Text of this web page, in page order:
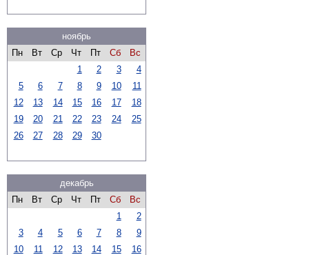
ноябрь
Пн
Вт Ср Чт Пт Сб
Вс
1
2 3
4
5
6 7 8 9 10
11
12
13 14 15 16 17
18
19
20 21 22 23 24
25
26
27 28 29 30
декабрь
Пн
Вт Ср Чт Пт Сб
Вс
1
2
3
4 5 6 7 8
9
10
11 12 13 14 15
16